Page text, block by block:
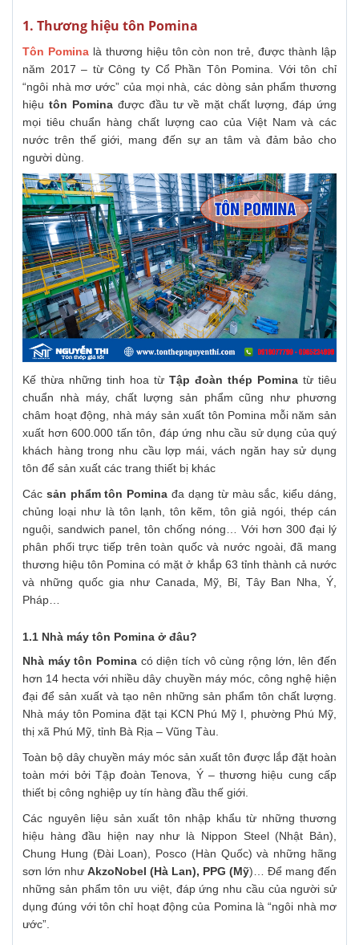
1. Thương hiệu tôn Pomina
Tôn Pomina là thương hiệu tôn còn non trẻ, được thành lập
năm 2017 – từ Công ty Cổ Phần Tôn Pomina. Với tôn chỉ
“ngôi nhà mơ ước” của mọi nhà, các dòng sản phẩm thương
hiệu tôn Pominađược đầu tư về mặt chất lượng, đáp ứng
mọi tiêu chuẩn hàng chất lượng cao của Việt Nam và các
nước trên thế giới, mang đến sự an tâm và đảm bảo cho
người dùng.
Kế thừa những tinh hoa từ Tập đoàn thép Pomina từ tiêu
chuẩn nhà máy, chất lượng sản phẩm cũng như phương
châm hoạt động, nhà máy sản xuất tôn Pomina mỗi năm sản
xuất hơn 600.000 tấn tôn, đáp ứng nhu cầu sử dụng của quý
khách hàng trong nhu cầu lợp mái, vách ngăn hay sử dụng
tôn để sản xuất các trang thiết bị khác
Các sản phẩm tôn Pomina đa dạng từ màu sắc, kiểu dáng,
chủng loại như là tôn lạnh, tôn kẽm, tôn giả ngói, thép cán
nguội, sandwich panel, tôn chống nóng… Với hơn 300 đại lý
phân phối trực tiếp trên toàn quốc và nước ngoài, đã mang
thương hiệu tôn Pomina có mặt ở khắp 63 tỉnh thành cả nước
và những quốc gia như Canada, Mỹ, Bỉ, Tây Ban Nha, Ý,
Pháp…
1.1 Nhà máy tôn Pomina ở đâu?
Nhà máy tôn Pomina có diện tích vô cùng rộng lớn, lên đến
hơn 14 hecta với nhiều dây chuyền máy móc, công nghệ hiện
đại để sản xuất và tạo nên những sản phẩm tôn chất lượng.
Nhà máy tôn Pomina đặt tại KCN Phú Mỹ I, phường Phú Mỹ,
thị xã Phú Mỹ, tỉnh Bà Rịa – Vũng Tàu.
Toàn bộ dây chuyền máy móc sản xuất tôn được lắp đặt hoàn
toàn mới bởi Tập đoàn Tenova, Ý – thương hiệu cung cấp
thiết bị công nghiệp uy tín hàng đầu thế giới.
Các nguyên liệu sản xuất tôn nhập khẩu từ những thương
hiệu hàng đầu hiện nay như là Nippon Steel (Nhật Bản),
Chung Hung (Đài Loan), Posco (Hàn Quốc) và những hãng
sơn lớn như AkzoNobel (Hà Lan), PPG (Mỹ)… Để mang đến
những sản phẩm tôn ưu việt, đáp ứng nhu cầu của người sử
dụng đúng với tôn chỉ hoạt động của Pomina là “ngôi nhà mơ
ước”.